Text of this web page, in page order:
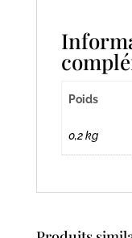
Poids
0,2 kg